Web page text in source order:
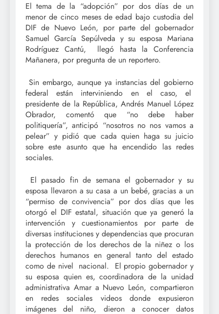
El tema de la “adopción” por dos días de un
menor de cinco meses de edad bajo custodia del
DIF de Nuevo León, por parte del gobernador
Samuel García Sepúlveda y su esposa Mariana
Rodríguez Cantú, llegó hasta la Conferencia
Mañanera, por pregunta de un reportero.
Sin embargo, aunque ya instancias del gobierno
federal están interviniendo en el caso, el
presidente de la República, Andrés Manuel López
Obrador, comentó que “no debe haber
politiquería”, anticipó “nosotros no nos vamos a
pelear” y pidió que cada quien haga su juicio
sobre este asunto que ha encendido las redes
sociales.
El pasado fin de semana el gobernador y su
esposa llevaron a su casa a un bebé, gracias a un
“permiso de convivencia” por dos días que les
otorgó el DIF estatal, situación que ya generó la
intervención y cuestionamientos por parte de
diversas instituciones y dependencias que procuran
la protección de los derechos de la niñez o los
derechos humanos en general tanto del estado
como de nivel nacional. El propio gobernador y
su esposa quien es, coordinadora de la unidad
administrativa Amar a Nuevo León, compartieron
en redes sociales videos donde expusieron
imágenes del niño, dieron a conocer datos